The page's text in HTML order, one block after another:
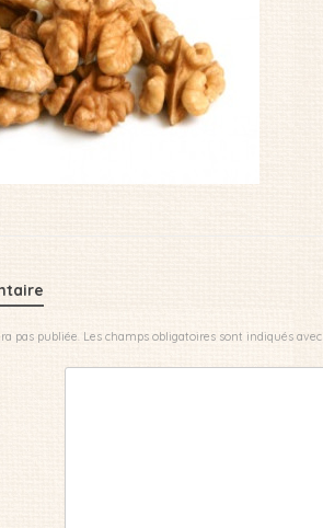
pas publiée. Les champs obligatoires sont indiqués avec